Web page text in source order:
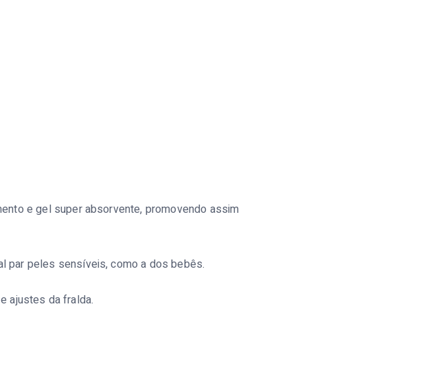
e gel super absorvente, promovendo assim
par peles sensíveis, como a dos bebês.
ajustes da fralda.